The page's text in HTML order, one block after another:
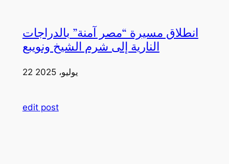
انطلاق مسيرة “مصر آمنة” بالدراجات
النارية إلى شرم الشيخ ونويبع
22 يوليو، 2025
edit post